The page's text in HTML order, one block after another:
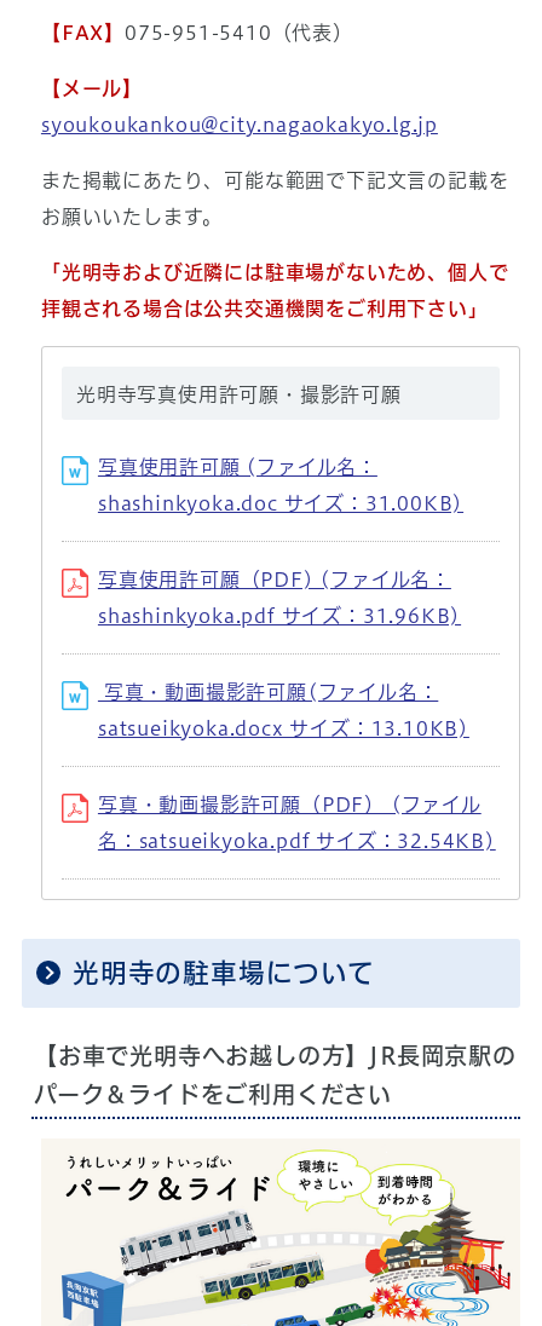
【FAX】 075-951-5410（代表）
【メール】
syoukoukankou@city.nagaokakyo.lg.jp
また掲載にあたり、可能な範囲で下記文言の記載を
お願いいたします。
「光明寺および近隣には駐車場がないため、個人で
拝観される場合は公共交通機関をご利用下さい」
光明寺写真使用許可願・撮影許可願
写真使用許可願 (ファイル名：
shashinkyoka.doc サイズ：31.00KB)
写真使用許可願（PDF) (ファイル名：
shashinkyoka.pdf サイズ：31.96KB)
写真・動画撮影許可願(ファイル名：
satsueikyoka.docx サイズ：13.10KB)
写真・動画撮影許可願（PDF） (ファイル
名：satsueikyoka.pdf サイズ：32.54KB)
光明寺の駐車場について
【お車で光明寺へお越しの方】JR長岡京駅の
パーク＆ライドをご利用ください